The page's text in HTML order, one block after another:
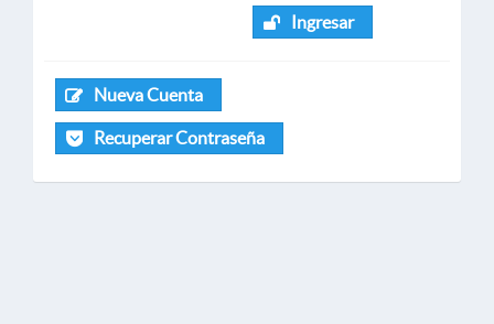
Ingresar
Nueva Cuenta
Recuperar Contraseña